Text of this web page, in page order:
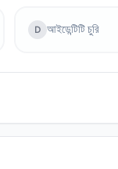
D আইডেন্টিটি চুরি